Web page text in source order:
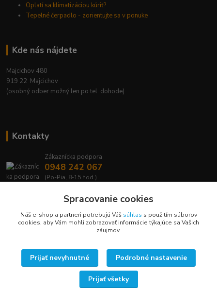
Oplatí sa klimatizáciou kúriť?
Tepelné čerpadlo - zorientujte sa v ponuke
Kde nás nájdete
Majcichov 480
919 22 Majcichov
(osobný odber možný len po tel. dohode)
Kontakty
Zákaznícka podpora
0948 242 067
(Po-Pia, 8-15 hod.)
info@lavafrost.sk
Upravit sběr cookies.
Vytvorené na Eshop-rychlo.sk
Spracovanie cookies
Náš e-shop a partneri potrebujú Váš súhlas s použitím súborov
cookies, aby Vám mohli zobrazovať informácie týkajúce sa Vašich
záujmov.
Prijať nevyhnutné Podrobné nastavenie
Prijať všetky